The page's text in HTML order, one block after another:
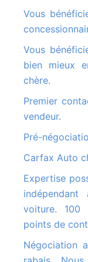
Vous bénéficiez d’un contrat en direct avec le
Vous bénéficiez d'un véhicule mieux équipé et
bien mieux
chère.
Premier contact téléphonique et vérification du
vendeur.
Pré-
Carfax Auto
Expertise possible au prêt d’un cabinet privé et
voiture. 100
points de
Négociation avec le vendeur afin d'obtenir un